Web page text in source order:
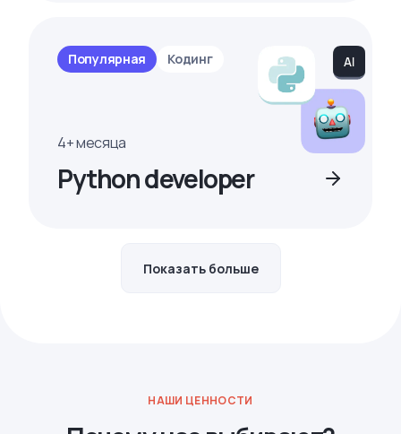
Популярная Кодинг
4+ месяца
Python developer
Показать больше
НАШИ ЦЕННОСТИ